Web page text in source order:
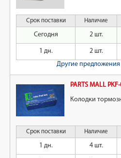
Срок поставки Наличие
Сегодня 2 шт.
1 дн. 2 шт.
Другие предложения
PARTS MALL
Колодки
Срок поставки Наличие
1 дн. 4 шт.